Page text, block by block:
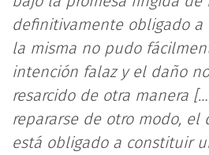
definitivamente obligado a
la misma no pudo
intención falaz y el daño
resarcido de otra manera
repararse de otro modo, el
está obligado a constituir